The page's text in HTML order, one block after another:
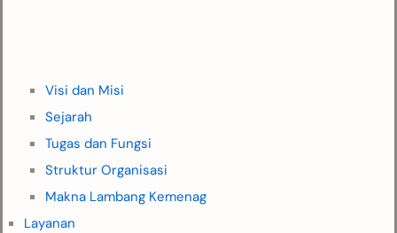
Visi dan Misi
Sejarah
Tugas dan Fungsi
Struktur Organisasi
Makna Lambang Kemenag
Layanan